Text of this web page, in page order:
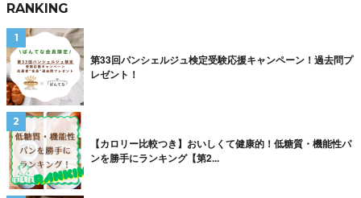
RANKING
第33回パンシェルジュ検定受験応援キャンペーン！過去問プ
レゼント！
【カロリー比較つき】おいしくて健康的！低糖質・機能性パ
ンを勝手にランキング【第2...